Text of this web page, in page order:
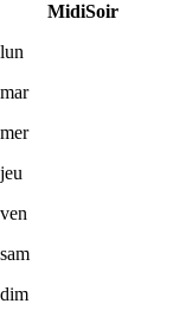
MidiSoir
lun
mar
mer
jeu
ven
sam
dim